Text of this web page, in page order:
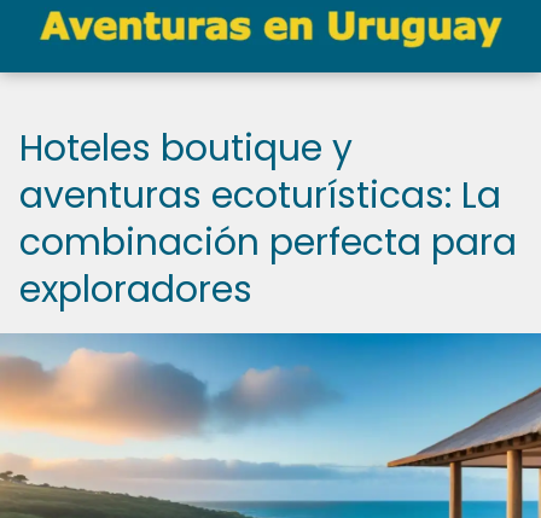
Hoteles boutique y
aventuras ecoturísticas: La
combinación perfecta para
exploradores